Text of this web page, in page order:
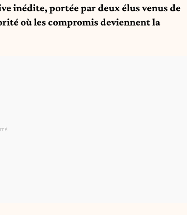
inédite, portée par deux élus venus de
où les compromis deviennent la